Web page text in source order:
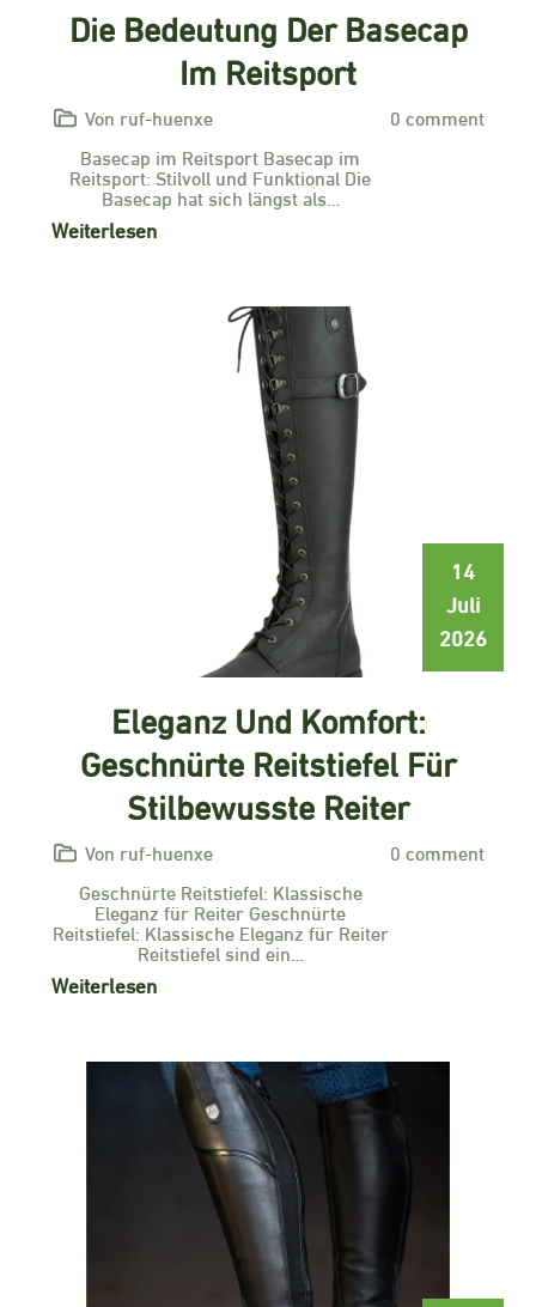
Die Bedeutung Der Basecap
Im Reitsport
Von ruf-huenxe
0 comment
Basecap im Reitsport Basecap im
Reitsport: Stilvoll und Funktional Die
Basecap hat sich längst als…
Weiterlesen
14
Juli
2026
Eleganz Und Komfort:
Geschnürte Reitstiefel Für
Stilbewusste Reiter
Von ruf-huenxe
0 comment
Geschnürte Reitstiefel: Klassische
Eleganz für Reiter Geschnürte
Reitstiefel: Klassische Eleganz für Reiter
Reitstiefel sind ein…
Weiterlesen